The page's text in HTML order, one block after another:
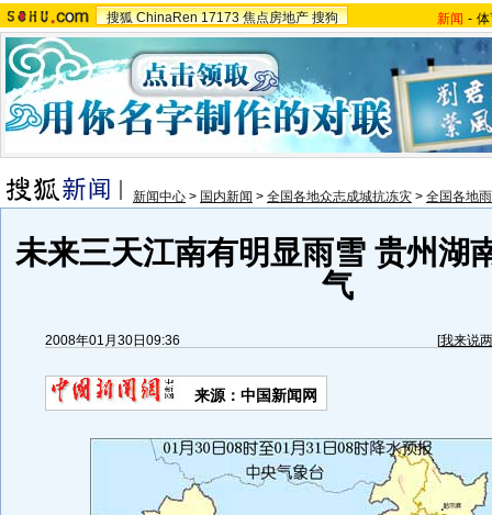
搜狐 ChinaRen 17173 焦点房地产 搜狗 新闻 -
新闻中心 > 国内新闻 > 全国各地众志成城抗冻灾 > 全国各地
未来三天江南有明显雨雪 贵州湖
气
2008年01月30日09:36 [我来说
来源：中国新闻网